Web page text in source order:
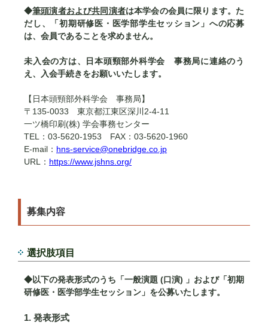
◆筆頭演者および共同演者は本学会の会員に限ります。た
だし、「初期研修医・医学部学生セッション」への応募
は、会員であることを求めません。
未入会の方は、日本頭頸部外科学会 事務局に連絡のう
え、入会手続きをお願いいたします。
【日本頭頸部外科学会 事務局】
〒135-0033 東京都江東区深川2-4-11
一ツ橋印刷(株) 学会事務センター
TEL：03-5620-1953 FAX：03-5620-1960
E-mail： hns-service@onebridge.co.jp
URL： https://www.jshns.org/
募集内容
選択肢項目
◆以下の発表形式のうち「一般演題 (口演) 」および「初期
研修医・医学部学生セッション」を公募いたします。
1. 発表形式